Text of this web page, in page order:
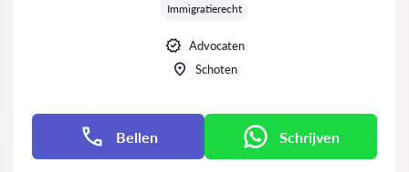
Immigratierecht
Advocaten
Schoten
Bellen Schrijven